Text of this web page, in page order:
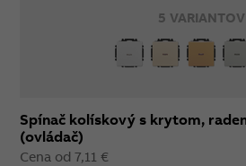
5 VARIANTOV
Spínač kolískový s krytom,
(ovládač)
Cena od 7,11 €